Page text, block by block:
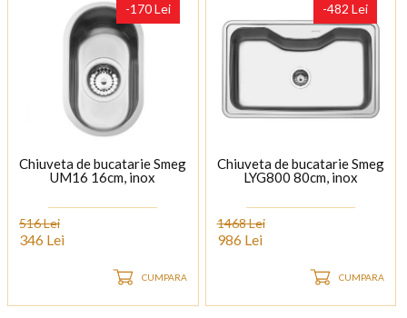
-170 Lei
Chiuveta de bucatarie Smeg
UM16 16cm, inox
516 Lei
346 Lei
CUMPARA
-482 Lei
Chiuveta de bucatarie Smeg
LYG800 80cm, inox
1468 Lei
986 Lei
CUMPARA